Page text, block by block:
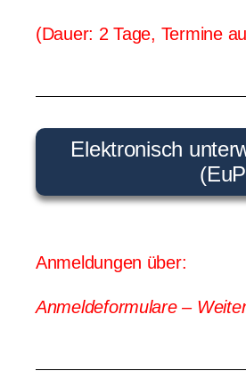
(Dauer: 2 Tage, Termine
Elektronisch
Anmeldungen über:
Anmeldeformulare –